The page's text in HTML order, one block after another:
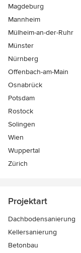
Magdeburg
Mannheim
Mülheim-an-der-Ruhr
Münster
Nürnberg
Offenbach-am-Main
Osnabrück
Potsdam
Rostock
Solingen
Wien
Wuppertal
Zürich
Projektart
Dachbodensanierung
Kellersanierung
Betonbau